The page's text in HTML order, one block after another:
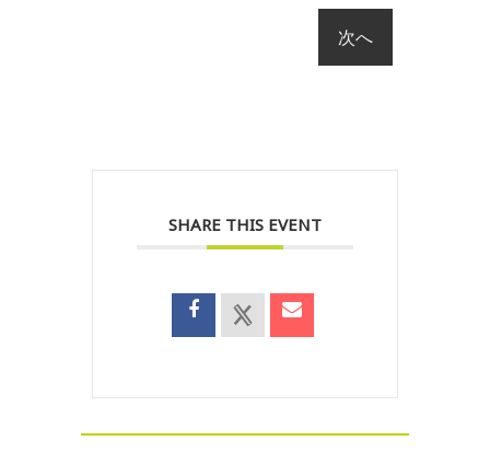
SHARE THIS EVENT